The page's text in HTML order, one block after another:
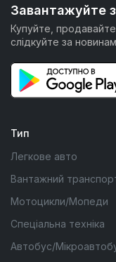
Завантажуйте
Купуйте,
слідкуйте за
Тип
Легкове авто
Вантажний
Мотоцикли/Мопеди
Спеціальна техніка
Автобус/